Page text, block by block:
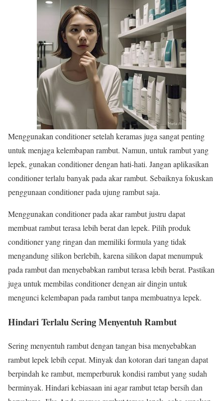
Menggunakan conditioner setelah keramas juga sangat penting
untuk menjaga kelembapan rambut. Namun, untuk rambut yang
lepek, gunakan conditioner dengan hati-hati. Jangan aplikasikan
conditioner terlalu banyak pada akar rambut. Sebaiknya fokuskan
penggunaan conditioner pada ujung rambut saja.
Menggunakan conditioner pada akar rambut justru dapat
membuat rambut terasa lebih berat dan lepek. Pilih produk
conditioner yang ringan dan memiliki formula yang tidak
mengandung silikon berlebih, karena silikon dapat menumpuk
pada rambut dan menyebabkan rambut terasa lebih berat. Pastikan
juga untuk membilas conditioner dengan air dingin untuk
mengunci kelembapan pada rambut tanpa membuatnya lepek.
Hindari Terlalu Sering Menyentuh Rambut
Sering menyentuh rambut dengan tangan bisa menyebabkan
rambut lepek lebih cepat. Minyak dan kotoran dari tangan dapat
berpindah ke rambut, memperburuk kondisi rambut yang sudah
berminyak. Hindari kebiasaan ini agar rambut tetap bersih dan